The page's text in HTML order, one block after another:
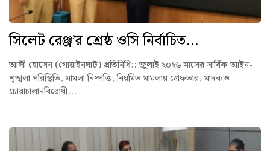
সিলেট রেঞ্জ’র শ্রেষ্ঠ ওসি নির্বাচিত...
আলী হোসেন (গোয়াইনঘাট) প্রতিনিধি:: ‎জুলাই ২০২৬ মাসের সার্বিক আইন-
শৃঙ্খলা পরিস্থিতি, মামলা নিষ্পত্তি, নিয়মিত মামলায় গ্রেফতার, মাদকও
চোরাচালানবিরোধী...